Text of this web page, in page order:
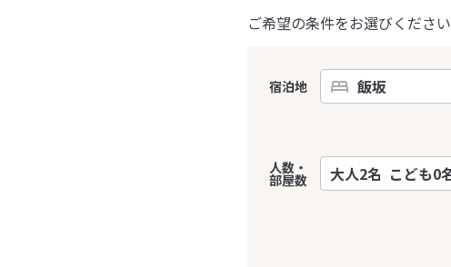
ご希望の条件をお選びください
宿泊地
人数・
部屋数